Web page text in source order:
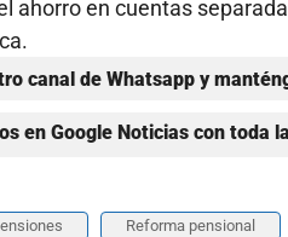
ahorro en cuentas
canal de Whatsapp y
en Google Noticias con toda
Reforma pensional